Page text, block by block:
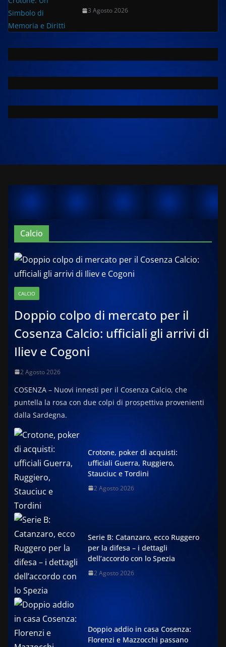
3 Agosto 2026
Calcio
CALCIO
Doppio colpo di mercato per il
Cosenza Calcio: ufficiali gli arrivi di
Iliev e Cogoni
2 Agosto 2026
COSENZA – Nuovi innesti per il Cosenza Calcio, che
puntella la rosa con due colpi di prospettiva provenienti
dalla Sardegna.
Crotone, poker di acquisti:
ufficiali Guerra, Ruggiero,
Stauciuc e Tordini
2 Agosto 2026
Serie B: Catanzaro, ecco Ruggero
per la difesa – i dettagli
dell’accordo con lo Spezia
2 Agosto 2026
Doppio addio in casa Cosenza:
Florenzi e Mazzocchi passano